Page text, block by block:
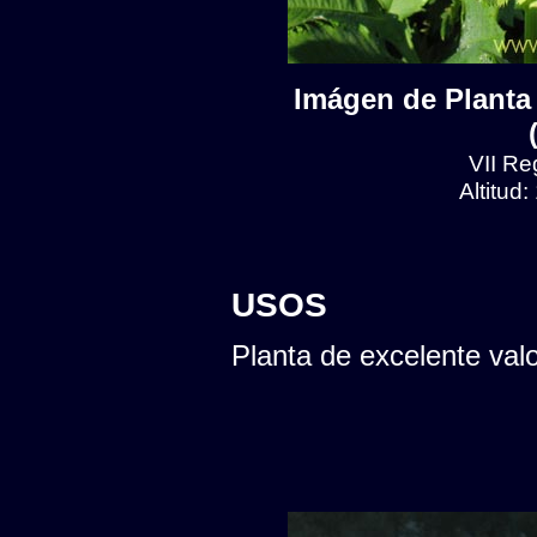
Imágen de
VII
Altitud:
USOS
Planta de excelente